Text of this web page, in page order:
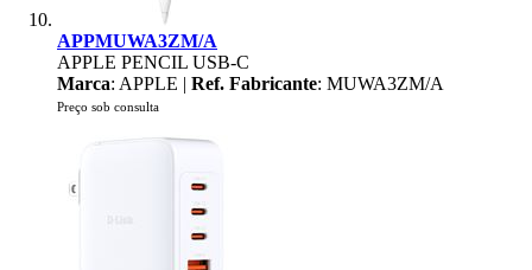
APPMUWA3ZM/A
APPLE PENCIL USB-C
Marca: APPLE | Ref. Fabricante: MUWA3ZM/A
Preço sob consulta